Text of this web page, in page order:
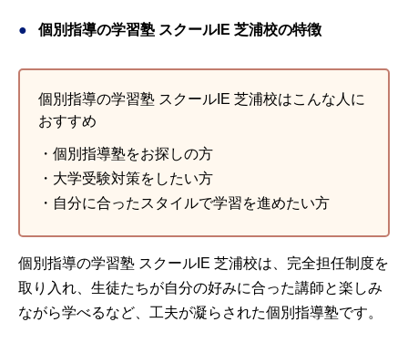
個別指導の学習塾 スクールIE 芝浦校の特徴
個別指導の学習塾 スクールIE 芝浦校はこんな人に
おすすめ
・個別指導塾をお探しの方
・大学受験対策をしたい方
・自分に合ったスタイルで学習を進めたい方
個別指導の学習塾 スクールIE 芝浦校は、完全担任制度を
取り入れ、生徒たちが自分の好みに合った講師と楽しみ
ながら学べるなど、工夫が凝らされた個別指導塾です。